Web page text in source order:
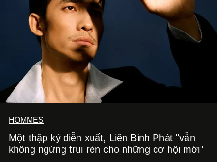
HOMMES
Một thập kỷ diễn xuất, Liên Bỉnh Phát "vẫn
không ngừng trui rèn cho những cơ hội mới"